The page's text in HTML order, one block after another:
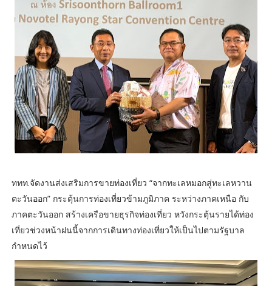
ททท.จัดงานส่งเสริมการขายท่องเที่ยว “จากทะเลหมอกสู่ทะเลหวาน
ตะวันออก” กระตุ้นการท่องเที่ยวข้ามภูมิภาค ระหว่างภาคเหนือ กับ
ภาคตะวันออก สร้างเครือขายธุรกิจท่องเที่ยว หวังกระตุ้นรายได้ท่อง
เที่ยวช่วงหน้าฝนนี้จากการเดินทางท่องเที่ยวให้เป็นไปตามรัฐบาล
กำหนดไว้